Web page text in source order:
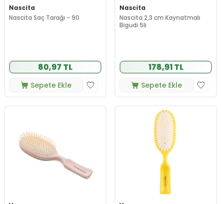
Nascita
Nascita Saç Tarağı - 90
80,97 TL
Sepete Ekle
Nascita
Nascita 2,3 cm Kaynatmalı
Bigudi 5li
178,91 TL
Sepete Ekle